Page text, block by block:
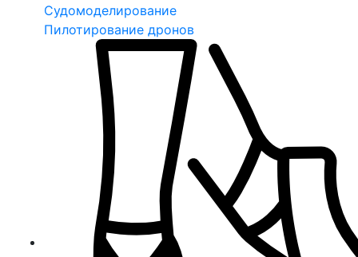
Судомоделирование
Пилотирование дронов